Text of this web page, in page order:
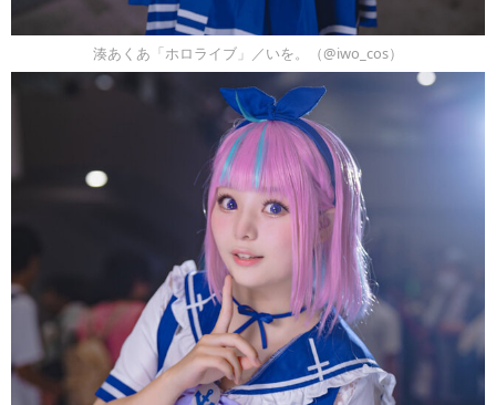
湊あくあ「ホロライブ」／いを。（@iwo_cos）